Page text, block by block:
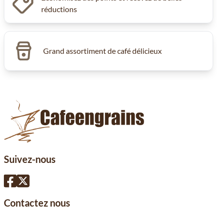
réductions
Grand assortiment de café délicieux
Suivez-nous
Contactez nous